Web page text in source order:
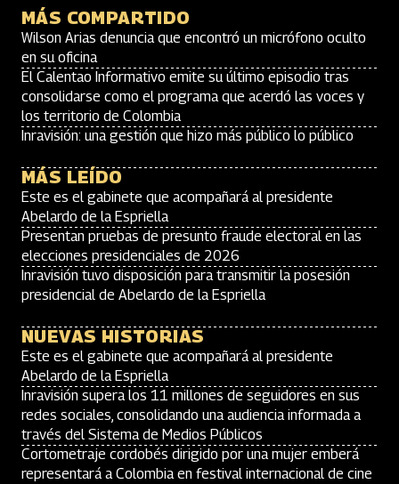
MÁS COMPARTIDO
Wilson Arias denuncia que encontró un micrófono oculto
en su oficina
El Calentao Informativo emite su último episodio tras
consolidarse como el programa que acerdó las voces y
los territorio de Colombia
Inravisión: una gestión que hizo más público lo público
MÁS LEÍDO
Este es el gabinete que acompañará al presidente
Abelardo de la Espriella
Presentan pruebas de presunto fraude electoral en las
elecciones presidenciales de 2026
Inravisión tuvo disposición para transmitir la posesión
presidencial de Abelardo de la Espriella
NUEVAS HISTORIAS
Este es el gabinete que acompañará al presidente
Abelardo de la Espriella
Inravisión supera los 11 millones de seguidores en sus
redes sociales, consolidando una audiencia informada a
través del Sistema de Medios Públicos
Cortometraje cordobés dirigido por una mujer emberá
representará a Colombia en festival internacional de cine